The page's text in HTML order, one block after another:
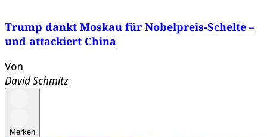
Trump dankt Moskau für Nobelpreis-Schelte –
und attackiert China
Von
David Schmitz
Merken